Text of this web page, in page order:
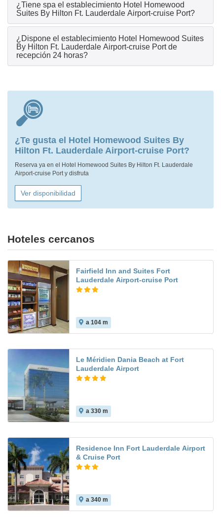
¿Tiene spa el establecimiento Hotel Homewood
Suites By Hilton Ft. Lauderdale Airport-cruise Port?
¿Dispone el establecimiento Hotel Homewood Suites
By Hilton Ft. Lauderdale Airport-cruise Port de
recepción 24 horas?
¿Te gusta el Hotel Homewood Suites By
Hilton Ft. Lauderdale Airport-cruise Port?
Reserva ya en el Hotel Homewood Suites By Hilton Ft. Lauderdale
Airport-cruise Port y disfruta
Ver disponibilidad
Hoteles cercanos
Fairfield Inn and Suites Fort
Lauderdale Airport-cruise Port
a 104 m
Le Méridien Dania Beach at Fort
Lauderdale Airport
a 330 m
Residence Inn Fort Lauderdale Airport
& Cruise Port
a 340 m